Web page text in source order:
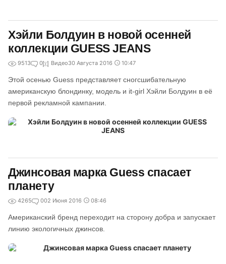
Хэйли Болдуин в новой осенней
коллекции GUESS JEANS
9513 0 Видео30 Августа 2016 10:47
Этой осенью Guess представляет сногсшибательную
американскую блондинку, модель и it-girl Хэйли Болдуин в её
первой рекламной кампании.
Джинсовая марка Guess спасает
планету
4265 002 Июня 2016 08:46
Американский бренд переходит на сторону добра и запускает
линию экологичных джинсов.